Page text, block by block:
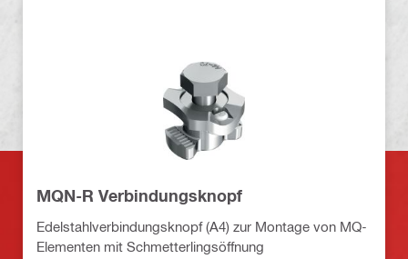
MQN-R Verbindungsknopf
Edelstahlverbindungsknopf (A4) zur Montage von MQ-
Elementen mit Schmetterlingsöffnung